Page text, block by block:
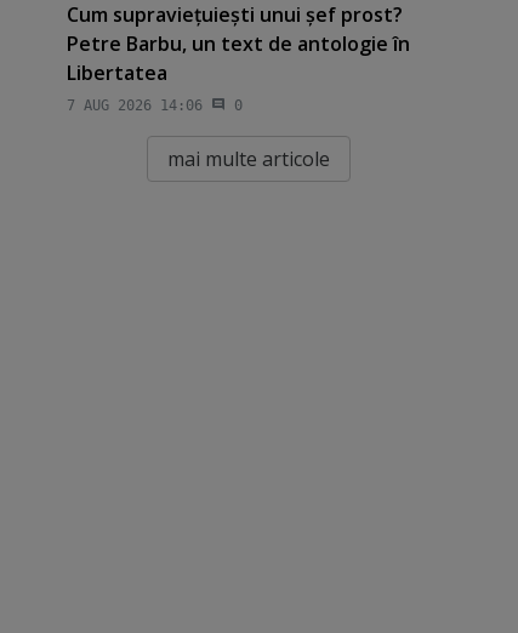
Cum supravieţuieşti unui şef prost?
Petre Barbu, un text de antologie în
Libertatea
7 AUG 2026 14:06 0
mai multe articole